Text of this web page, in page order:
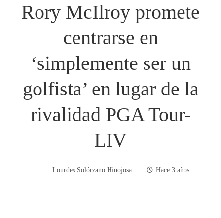
Rory McIlroy promete
centrarse en
‘simplemente ser un
golfista’ en lugar de la
rivalidad PGA Tour-
LIV
Lourdes Solórzano Hinojosa Hace 3 años